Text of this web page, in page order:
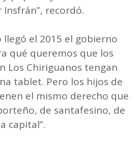
recordó.
llegó el 2015 el gobierno
qué queremos que los
Los Chiriguanos tengan
tablet. Pero los hijos de
el mismo derecho que
de santafesino, de
capital”.